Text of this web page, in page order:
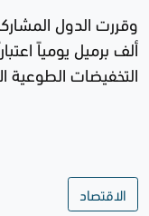
التخفيضات الطوعية
الاقتصاد